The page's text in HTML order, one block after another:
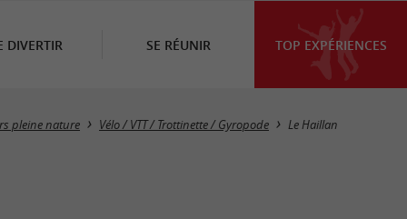
DIVERTIR SE RÉUNIR TOP EXPÉRIENCES
Masquer la carte
pleine nature Vélo / VTT / Trottinette / Gyropode Le Haillan